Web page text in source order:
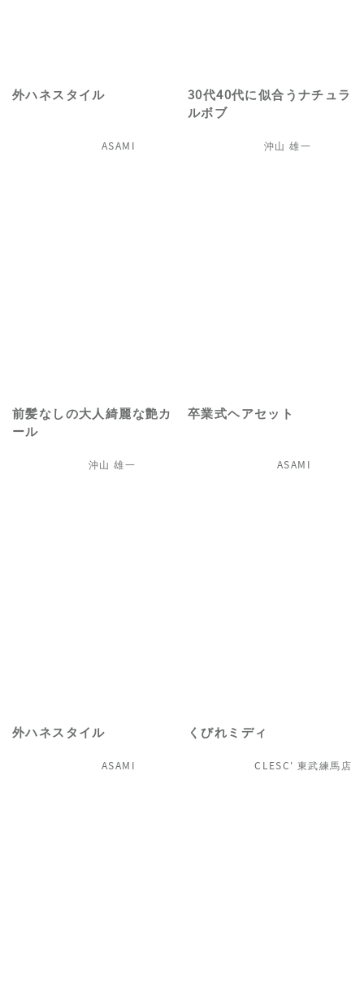
外ハネスタイル
ASAMI
30代40代に似合うナチュラ
ルボブ
沖山 雄一
前髪なしの大人綺麗な艶カ
ール
沖山 雄一
卒業式ヘアセット
ASAMI
外ハネスタイル
ASAMI
くびれミディ
CLESC' 東武練馬店